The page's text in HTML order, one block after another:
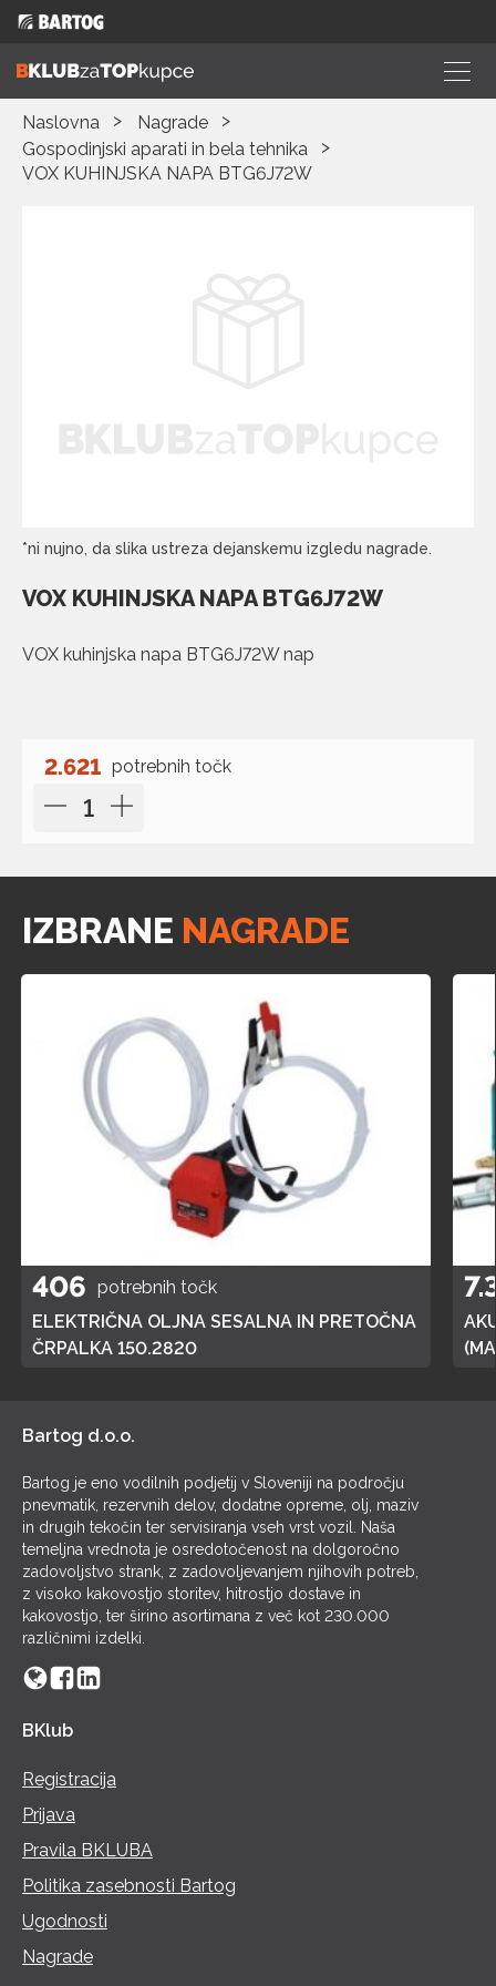
Naslovna
Nagrade
Gospodinjski aparati in bela tehnika
VOX KUHINJSKA NAPA BTG6J72W
*ni nujno, da slika ustreza dejanskemu izgledu nagrade.
VOX KUHINJSKA NAPA BTG6J72W
VOX kuhinjska napa BTG6J72W nap
2.621 potrebnih točk
IZBRANE NAGRADE
406 potrebnih točk
ELEKTRIČNA OLJNA SESALNA IN PRETOČNA
ČRPALKA 150.2820
Bartog d.o.o.
Bartog je eno vodilnih podjetij v Sloveniji na področju
pnevmatik, rezervnih delov, dodatne opreme, olj, maziv
in drugih tekočin ter servisiranja vseh vrst vozil. Naša
temeljna vrednota je osredotočenost na dolgoročno
zadovoljstvo strank, z zadovoljevanjem njihovih potreb,
z visoko kakovostjo storitev, hitrostjo dostave in
kakovostjo, ter širino asortimana z več kot 230.000
različnimi izdelki.
BKlub
Registracija
Prijava
Pravila BKLUBA
Politika zasebnosti Bartog
Ugodnosti
Nagrade